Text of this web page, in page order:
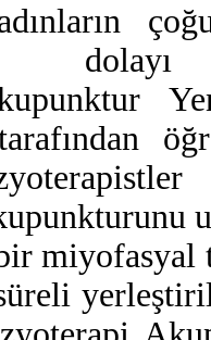
dolayı
miyofasyal